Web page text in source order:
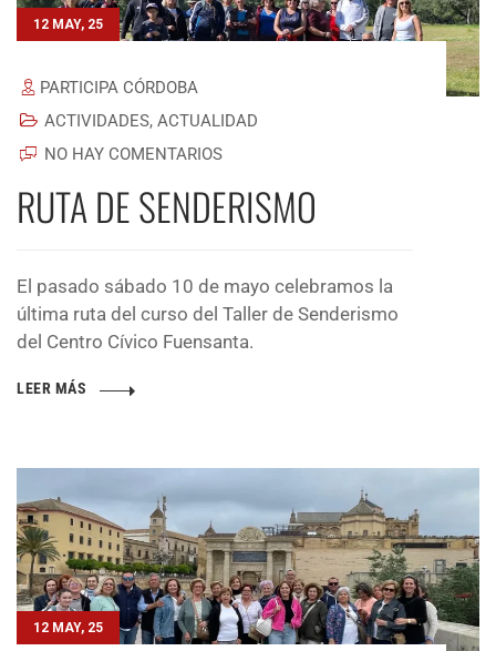
12 MAY, 25
PARTICIPA CÓRDOBA
ACTIVIDADES, ACTUALIDAD
NO HAY COMENTARIOS
RUTA DE SENDERISMO
El pasado sábado 10 de mayo celebramos la
última ruta del curso del Taller de Senderismo
del Centro Cívico Fuensanta.
LEER MÁS
12 MAY, 25